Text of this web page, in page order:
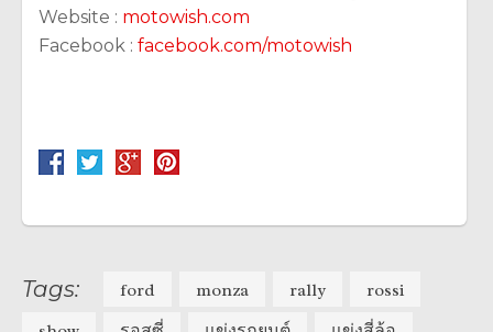
Website : motowish.com
Facebook : facebook.com/motowish
Tags: ford monza rally
rossi